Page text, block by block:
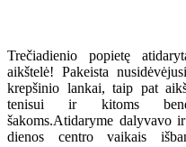
Trečiadienio popietę
aikštelė! Pakeista
krepšinio lankai, taip pat
tenisui ir kitoms
šakoms.Atidaryme dalyvavo
dienos centro vaikais